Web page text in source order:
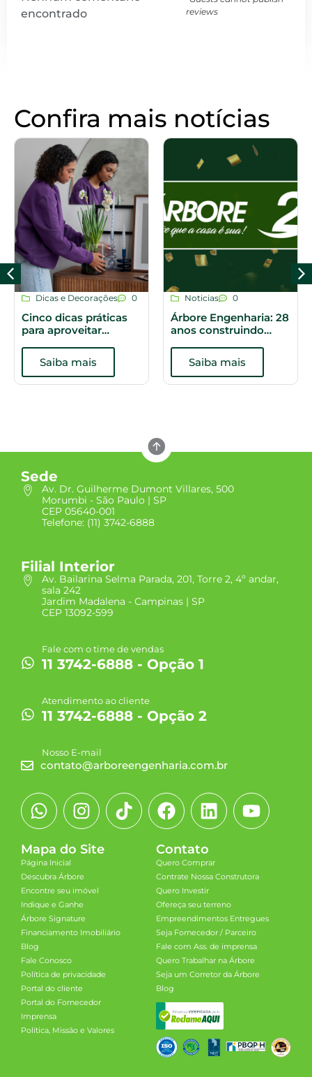
encontrado
reviews
Confira mais notícias
Dicas e Decorações 0
Cinco dicas práticas
para aproveitar
apartamento
Saiba mais
Noticias 0
Árbore Engenharia: 28
anos construindo
Saiba mais
Sede
Av. Dr. Guilherme Dumont Villares, 500
Morumbi - São Paulo | SP
CEP 05640-001
Telefone: (11) 3742-6888
Filial Interior
Av. Bailarina Selma Parada, 201, Torre 2, 4º andar,
sala 242
Jardim Madalena - Campinas | SP
CEP 13092-599
Fale com o time de vendas
11 3742-6888 - Opção 1
Atendimento ao cliente
11 3742-6888 - Opção 2
Nosso E-mail
contato@arboreengenharia.com.br
Mapa do Site
Página Inicial
Descubra Árbore
Encontre seu imóvel
Indique e Ganhe
Árbore Signature
Financiamento Imobiliário
Blog
Fale Conosco
Política de privacidade
Portal do cliente
Portal do Fornecedor
Imprensa
Política, Missão e Valores
Contato
Quero Comprar
Contrate Nossa Construtora
Quero Investir
Ofereça seu terreno
Empreendimentos Entregues
Seja Fornecedor / Parceiro
Fale com Ass. de imprensa
Quero Trabalhar na Árbore
Seja um Corretor da Árbore
Blog